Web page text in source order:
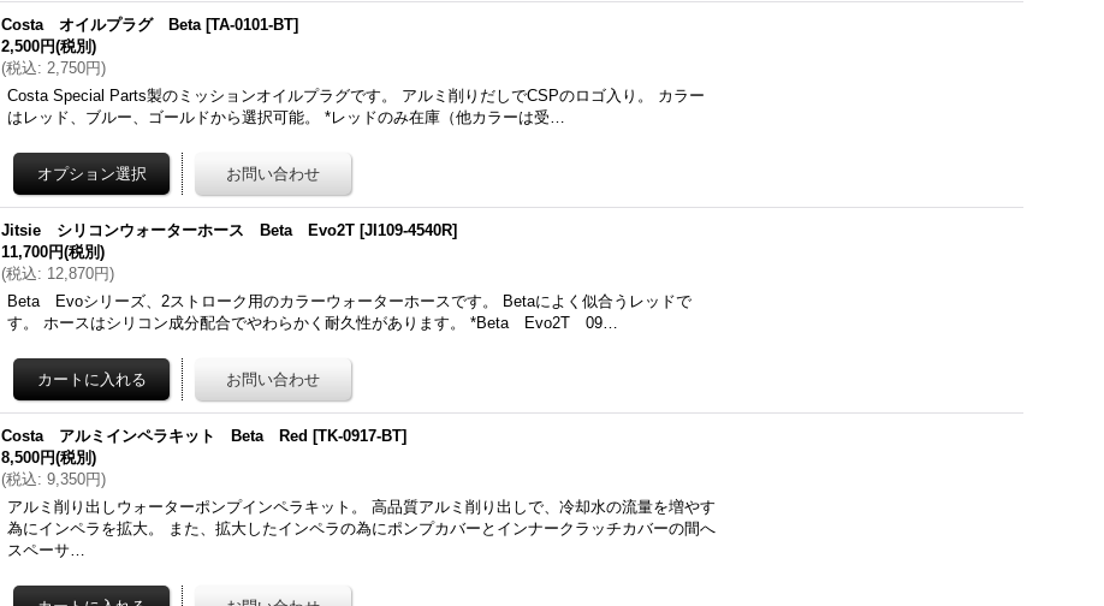
Costa オイルプラグ Beta [TA-0101-BT]
2,500円(税別)
(税込: 2,750円)
Costa Special Parts製のミッションオイルプラグです。 アルミ削りだしでCSPのロゴ入り。 カラー
はレッド、ブルー、ゴールドから選択可能。 *レッドのみ在庫（他カラーは受…
Jitsie シリコンウォーターホース Beta Evo2T [JI109-4540R]
11,700円(税別)
(税込: 12,870円)
Beta Evoシリーズ、2ストローク用のカラーウォーターホースです。 Betaによく似合うレッドで
す。 ホースはシリコン成分配合でやわらかく耐久性があります。 *Beta Evo2T 09…
Costa アルミインペラキット Beta Red [TK-0917-BT]
8,500円(税別)
(税込: 9,350円)
アルミ削り出しウォーターポンプインペラキット。 高品質アルミ削り出しで、冷却水の流量を増やす
為にインペラを拡大。 また、拡大したインペラの為にポンプカバーとインナークラッチカバーの間へ
スペーサ…